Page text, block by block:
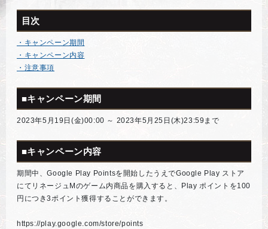
目次
・キャンペーン期間
・キャンペーン内容
・注意事項
■キャンペーン期間
2023年5月19日(金)00:00 ～ 2023年5月25日(木)23:59まで
■キャンペーン内容
期間中、Google Play Pointsを開始したうえでGoogle Play ストア
にてリネージュMのゲーム内商品を購入すると、Play ポイントを100
円につき3ポイント獲得することができます。
https://play.google.com/store/points